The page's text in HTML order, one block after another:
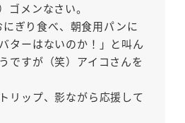
ゴメンなさい。
ぎり食べ、朝食用パンに
ターはないのか！」と叫ん
ですが（笑）アイコさんを
リップ、影ながら応援して